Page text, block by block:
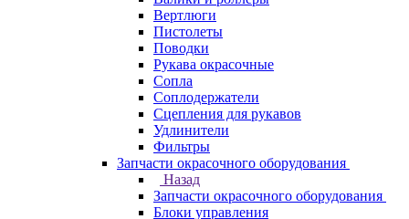
Вертлюги
Пистолеты
Поводки
Рукава окрасочные
Сопла
Соплодержатели
Сцепления для рукавов
Удлинители
Фильтры
Запчасти окрасочного оборудования
Назад
Запчасти окрасочного оборудования
Блоки управления